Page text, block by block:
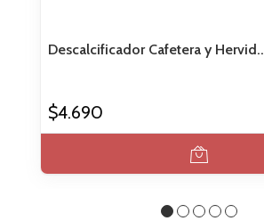
Descalcificador Cafetera y Hervid..
$4.690